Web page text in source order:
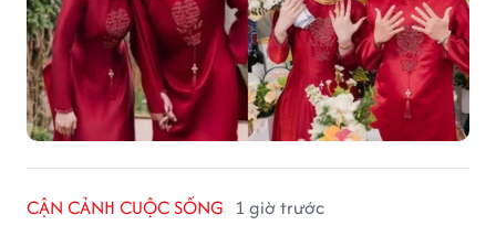
CẬN CẢNH CUỘC SỐNG 1 giờ trước